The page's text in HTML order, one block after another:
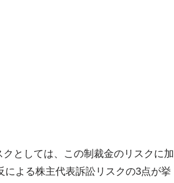
としては、この制裁金のリスクに加
よる株主代表訴訟リスクの3点が挙